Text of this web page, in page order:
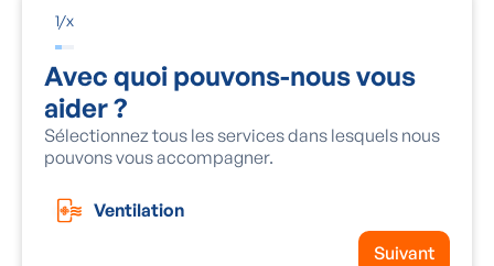
1/x
Avec quoi pouvons-nous vous
aider ?
Sélectionnez tous les services dans lesquels nous
pouvons vous accompagner.
Ventilation
Suivant